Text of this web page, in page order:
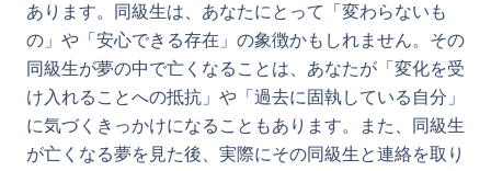
あります。同級生は、あなたにとって「変わらないも
の」や「安心できる存在」の象徴かもしれません。その
同級生が夢の中で亡くなることは、あなたが「変化を受
け入れることへの抵抗」や「過去に固執している自分」
に気づくきっかけになることもあります。また、同級生
が亡くなる夢を見た後、実際にその同級生と連絡を取り